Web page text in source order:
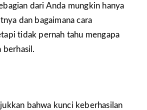
dari Anda mungkin hanya
dan bagaimana cara
tidak pernah tahu mengapa
berhasil.
bahwa kunci keberhasilan